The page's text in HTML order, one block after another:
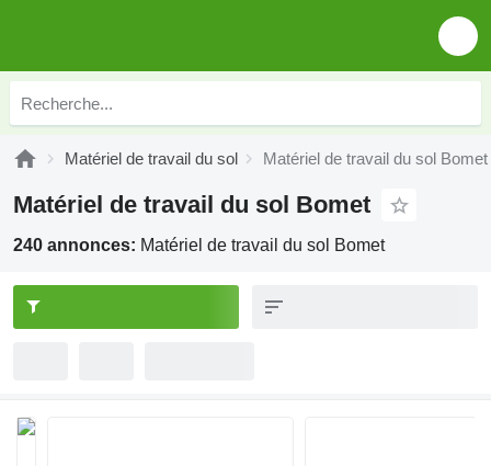
Matériel de travail du sol Matériel de travail du sol Bomet
Matériel de travail du sol Bomet
240 annonces: Matériel de travail du sol Bomet